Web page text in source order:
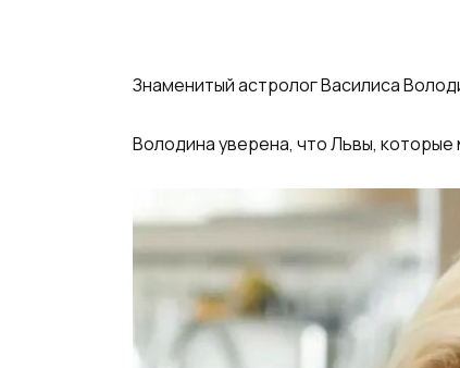
Знаменитый астролог Василиса
Володина уверена, что Львы,